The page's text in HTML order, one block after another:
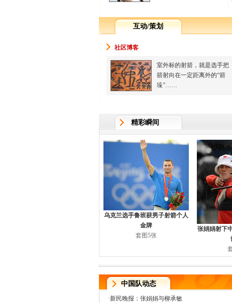
互动/策划
社区博客
室外标的射箭，就是选手把
箭射向在一定距离外的“箭
垛”……
精彩瞬间
乌克兰选手鲁班获男子射箭个人
金牌
套图5张
张娟娟射下
中国队动态
·新民晚报：张娟娟与柳承敏